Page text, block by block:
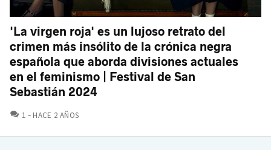
'La virgen roja' es un lujoso retrato del
crimen más insólito de la crónica negra
española que aborda divisiones actuales
en el feminismo | Festival de San
Sebastián 2024
1 COMENTARIOS
HACE 2 AÑOS